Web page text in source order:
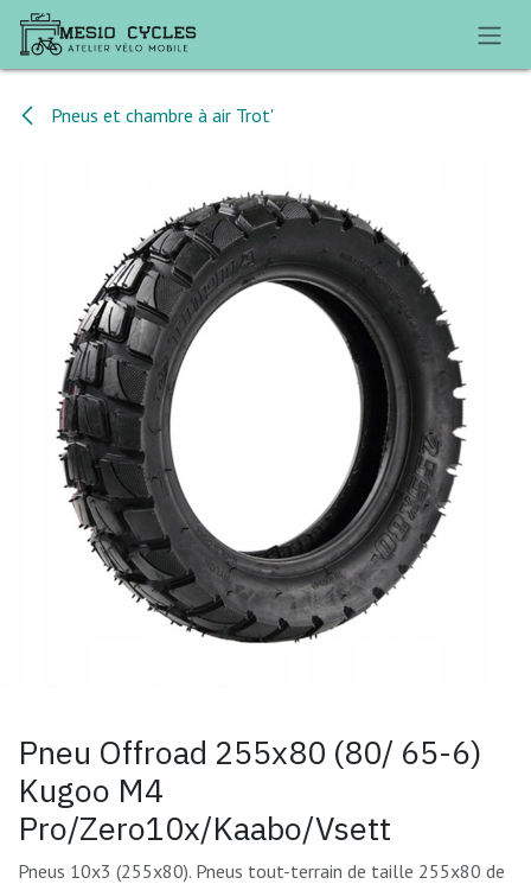
Se rendre au contenu
Pneus et chambre à air Trot'
Pneu Offroad 255x80 (80/ 65-6)
Kugoo M4
Pro/Zero10x/Kaabo/Vsett
Pneus 10x3 (255x80). Pneus tout-terrain de taille 255x80 de